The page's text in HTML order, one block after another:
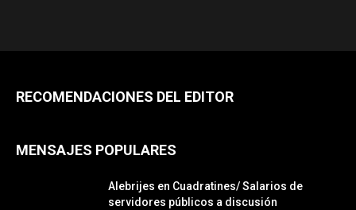
RECOMENDACIONES DEL EDITOR
MENSAJES POPULARES
Alebrijes en Cuadratines/ Salarios de
servidores públicos a discusión